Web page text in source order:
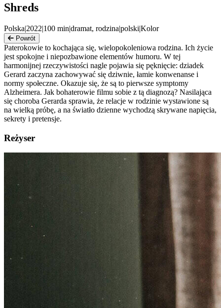
Shreds
Polska|2022|100 min|dramat, rodzina|polski|Kolor
Powrót
Paterokowie to kochająca się, wielopokoleniowa rodzina. Ich życie
jest spokojne i niepozbawione elementów humoru. W tej
harmonijnej rzeczywistości nagle pojawia się pęknięcie: dziadek
Gerard zaczyna zachowywać się dziwnie, łamie konwenanse i
normy społeczne. Okazuje się, że są to pierwsze symptomy
Alzheimera. Jak bohaterowie filmu sobie z tą diagnozą? Nasilająca
się choroba Gerarda sprawia, że relacje w rodzinie wystawione są
na wielką próbę, a na światło dzienne wychodzą skrywane napięcia,
sekrety i pretensje.
Reżyser